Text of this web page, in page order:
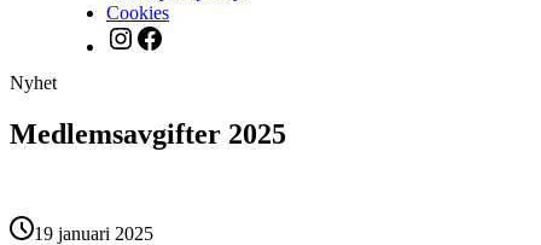
Cookies
Instagram
Facebook
Nyhet
Medlemsavgifter 2025
19 januari 2025